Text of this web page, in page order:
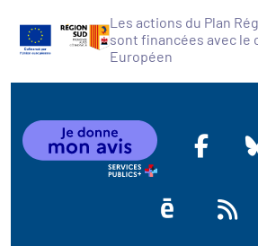
Les actions du Plan
sont financées avec le
Européen